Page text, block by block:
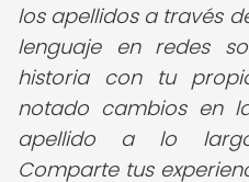
los apellidos a través
lenguaje en redes
historia con tu
notado cambios en
apellido a lo
Comparte tus